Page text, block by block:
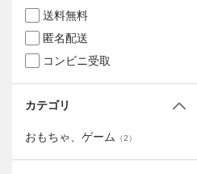
送料無料
匿名配送
コンビニ受取
カテゴリ
おもちゃ、ゲーム （2）